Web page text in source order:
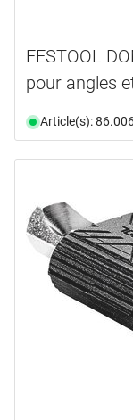
FESTOOL
pour angles
Article(s):